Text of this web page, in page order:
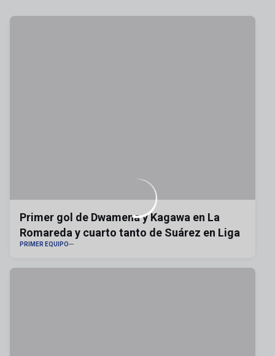
Primer gol de Dwamena y Kagawa en La
Romareda y cuarto tanto de Suárez en Liga
PRIMER EQUIPO